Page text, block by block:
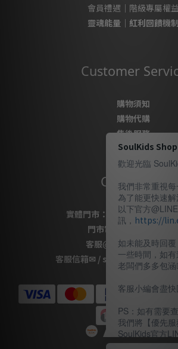
會員禮遇｜階級專屬權益
靈魂能量｜紅利回饋機制
Customer
購物須知
購物代購
售後服務
隱私政策
Contact Us
實體門市：
桃園市桃園區復
門市電話
03-337-1777
客服@LINE：＠
客服信箱✉ /
SoulKids Shop
歡迎光臨
我們非常重視每
為了能更快速
以下官方
訊， https://
如未能及時回
一些時間，如
老闆們多多包涵
客服小編會盡
PS：如有需要
我們將【優先服
SoulKids官方
老闆多多諒解。